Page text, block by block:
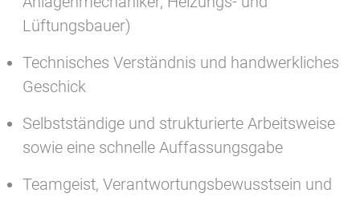
Lüftungsbauer)
Technisches Verständnis und handwerkliches
Geschick
Selbstständige und strukturierte Arbeitsweise
sowie eine schnelle Auffassungsgabe
Teamgeist, Verantwortungsbewusstsein und